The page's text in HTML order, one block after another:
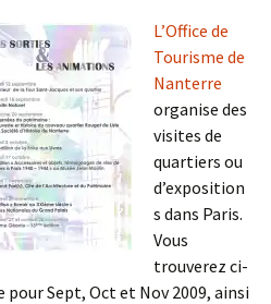
L’Office de
Tourisme de
Nanterre
organise des
visites de
quartiers ou
d’exposition
s dans Paris.
Vous
trouverez ci-
Sept, Oct et Nov 2009, ainsi